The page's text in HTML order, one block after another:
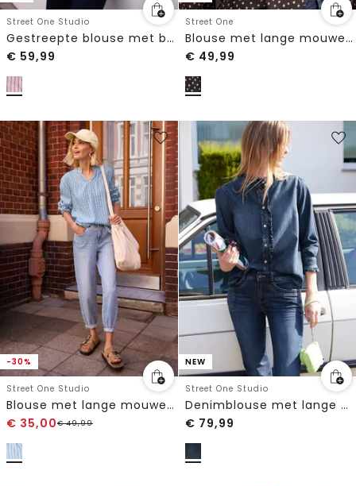
Street One Studio
Gestreepte blouse met borstzak
€ 59,99
Street One
Blouse met lange mouwen en strikdetail
€ 49,99
-30%
Street One Studio
Blouse met lange mouwen in seersucker kwaliteit
€ 35,00€49,99
NEW
Street One Studio
Denimblouse met lange mouwen en ruches
€ 79,99